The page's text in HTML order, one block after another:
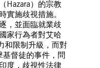
Hazara）的宗教
實施歧視措施。
，並面臨就業歧
家行為者對艾哈
和限制升級，而對
督徒的事件，問
度，歧視性法律